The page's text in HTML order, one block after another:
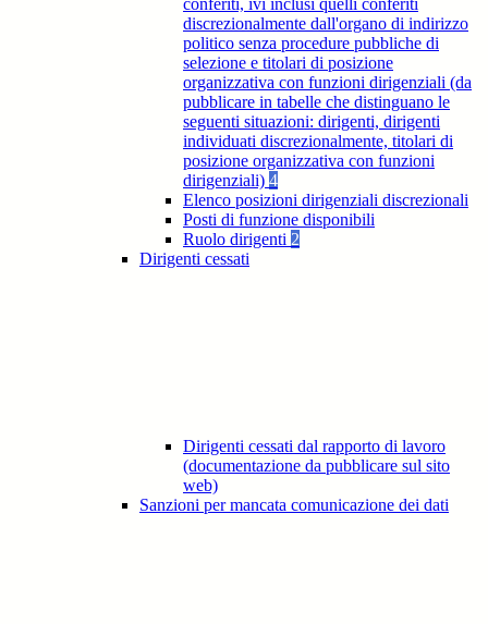
conferiti, ivi inclusi quelli conferiti
discrezionalmente dall'organo di indirizzo
politico senza procedure pubbliche di
selezione e titolari di posizione
organizzativa con funzioni dirigenziali (da
pubblicare in tabelle che distinguano le
seguenti situazioni: dirigenti, dirigenti
individuati discrezionalmente, titolari di
posizione organizzativa con funzioni
dirigenziali) 4
Elenco posizioni dirigenziali discrezionali
Posti di funzione disponibili
Ruolo dirigenti 2
Dirigenti cessati
Dirigenti cessati dal rapporto di lavoro
(documentazione da pubblicare sul sito
web)
Sanzioni per mancata comunicazione dei dati